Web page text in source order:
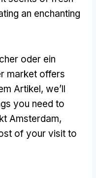
an enchanting
oder ein
market offers
Artikel, we’ll
you need to
Amsterdam,
of your visit to